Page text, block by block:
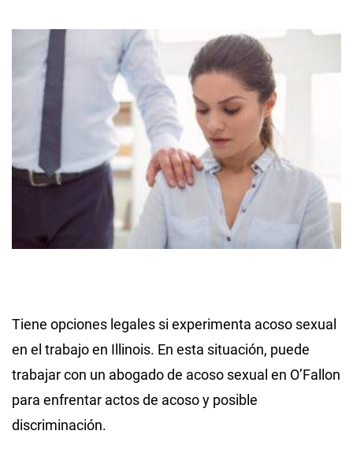
Tiene opciones legales si experimenta acoso sexual
en el trabajo en Illinois. En esta situación, puede
trabajar con un abogado de acoso sexual en O’Fallon
para enfrentar actos de acoso y posible
discriminación.